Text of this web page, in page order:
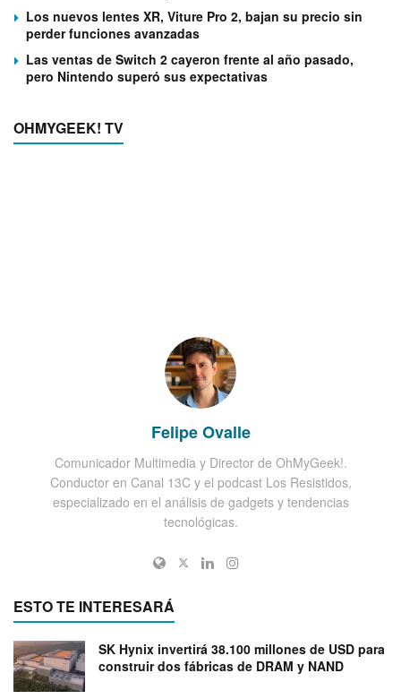
Los nuevos lentes XR, Viture Pro 2, bajan su precio sin
perder funciones avanzadas
Las ventas de Switch 2 cayeron frente al año pasado,
pero Nintendo superó sus expectativas
OHMYGEEK! TV
Felipe Ovalle
Comunicador Multimedia y Director de OhMyGeek!.
Conductor en Canal 13C y el podcast Los Resistidos,
especializado en el análisis de gadgets y tendencias
tecnológicas.
ESTO TE INTERESARÁ
SK Hynix invertirá 38.100 millones de USD para
construir dos fábricas de DRAM y NAND